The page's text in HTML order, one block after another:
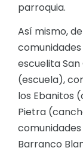
parroquia.
Así mismo,
comunidades
escuelita
(escuela),
los Ebanitos
Pietra
Barranco